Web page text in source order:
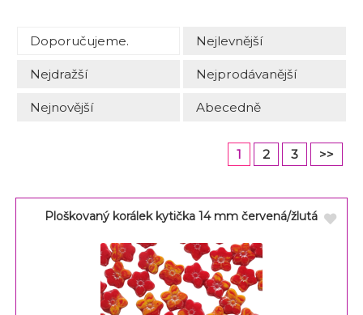
Doporučujeme. Nejlevnější
Nejdražší Nejprodávanější
Nejnovější Abecedně
1 2 3 >>
Ploškovaný korálek kytička 14 mm červená/žlutá